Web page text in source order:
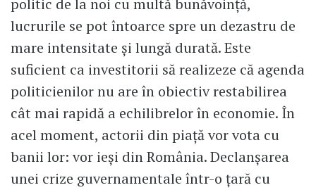
politic de la noi cu multă bunăvoință,
lucrurile se pot întoarce spre un dezastru de
mare intensitate și lungă durată. Este
suficient ca investitorii să realizeze că agenda
politicienilor nu are în obiectiv restabilirea
cât mai rapidă a echilibrelor în economie. În
acel moment, actorii din piață vor vota cu
banii lor: vor ieși din România. Declanșarea
unei crize guvernamentale într-o țară cu